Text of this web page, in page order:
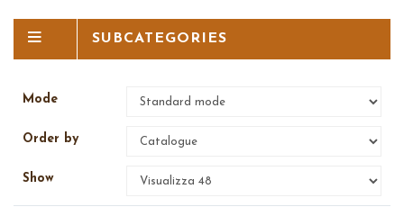
SUBCATEGORIES
Mode
Order by
Show